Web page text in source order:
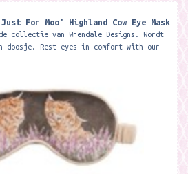
For Moo' Highland Cow Eye Mask
collectie van Wrendale Designs. Wordt
doosje. Rest eyes in comfort with our